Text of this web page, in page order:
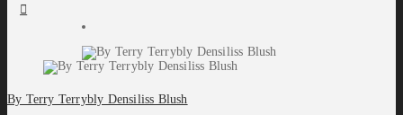
By Terry Terrybly Densiliss Blush